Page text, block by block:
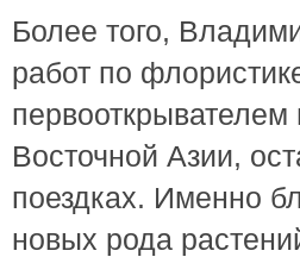
Более того,
работ по
Восточной Азии,
поездках. Именно
новых рода